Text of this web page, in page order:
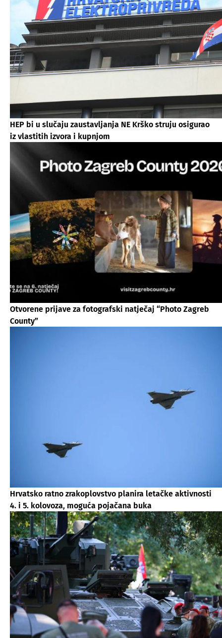
HEP bi u slučaju zaustavljanja NE Krško struju osigurao
iz vlastitih izvora i kupnjom
Otvorene prijave za fotografski natječaj “Photo Zagreb
County”
Hrvatsko ratno zrakoplovstvo planira letačke aktivnosti
4. i 5. kolovoza, moguća pojačana buka